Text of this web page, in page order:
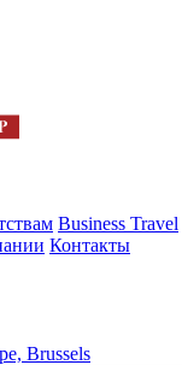
Business Travel
Контакты
Brussels